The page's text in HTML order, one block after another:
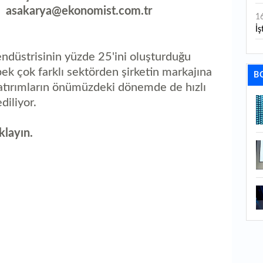
yüzde 25'ini oluşturduğu
çok farklı sektörden şirketin markajına
önümüzdeki dönemde de hızlı